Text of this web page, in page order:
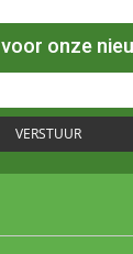
voor onze
VERSTUUR